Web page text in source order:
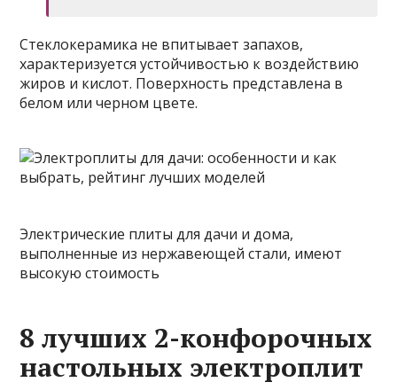
Стеклокерамика не впитывает запахов,
характеризуется устойчивостью к воздействию
жиров и кислот. Поверхность представлена в
белом или черном цвете.
Электрические плиты для дачи и дома,
выполненные из нержавеющей стали, имеют
высокую стоимость
8 лучших 2-конфорочных
настольных электроплит